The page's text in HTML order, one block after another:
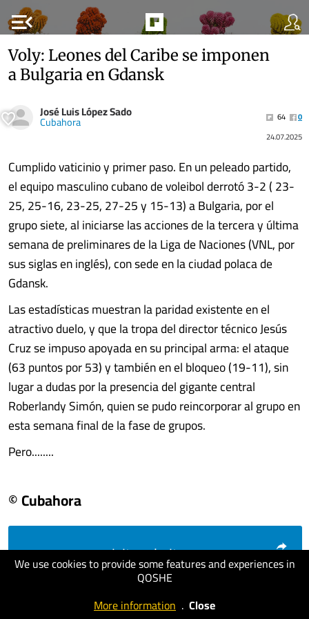
menu_open
We use cookies to provide some features and experiences in
QOSHE
More information . Close
Voly: Leones del Caribe se imponen
a Bulgaria en Gdansk
José Luis López Sado
Cubahora 64
0
24.07.2025
Cumplido vaticinio y primer paso. En un peleado partido,
el equipo masculino cubano de voleibol derrotó 3-2 ( 23-
25, 25-16, 23-25, 27-25 y 15-13) a Bulgaria, por el
grupo siete, al iniciarse las acciones de la tercera y última
semana de preliminares de la Liga de Naciones (VNL, por
sus siglas en inglés), con sede en la ciudad polaca de
Gdansk.
Las estadísticas muestran la paridad existente en el
atractivo duelo, y que la tropa del director técnico Jesús
Cruz se impuso apoyada en su principal arma: el ataque
(63 puntos por 53) y también en el bloqueo (19-11), sin
lugar a dudas por la presencia del gigante central
Roberlandy Simón, quien se pudo reincorporar al grupo en
esta semana final de la fase de grupos.
Pero........
© Cubahora
visit website